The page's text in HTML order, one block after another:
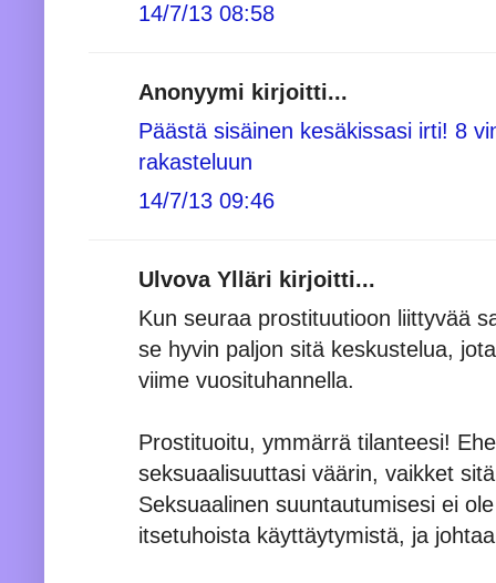
14/7/13 08:58
Anonyymi kirjoitti...
Päästä sisäinen kesäkissasi irti! 8
rakasteluun
14/7/13 09:46
Ulvova Ylläri kirjoitti...
Kun seuraa prostituutioon liittyvää
se hyvin paljon sitä keskustelua,
viime vuosituhannella.
Prostituoitu, ymmärrä tilanteesi!
seksuaalisuuttasi väärin, vaikket
Seksuaalinen suuntautumisesi ei
itsetuhoista käyttäytymistä, ja